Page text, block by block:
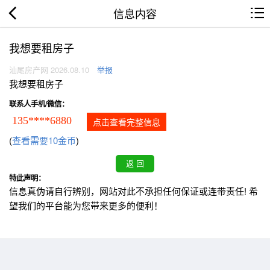
信息内容
我想要租房子
汕尾房产网 2026.08.10 举报
我想要租房子
联系人手机/微信：
135****6880 点击查看完整信息
(查看需要10金币)
特此声明：
信息真伪请自行辨别，网站对此不承担任何保证或连带责任! 希
望我们的平台能为您带来更多的便利！